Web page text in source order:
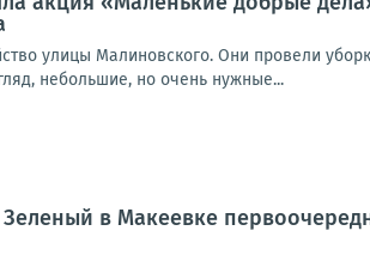
улицы Малиновского. Они провели
небольшие, но очень нужные...
в Макеевке